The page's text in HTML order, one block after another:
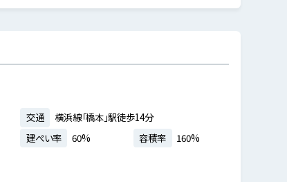
交通
横浜線「橋本」駅徒歩14分
建ぺい率 60% 容積率 160%